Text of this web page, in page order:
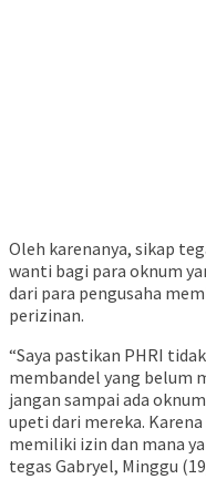
Oleh karenanya, sikap
wanti bagi para oknum
dari para pengusaha
perizinan.
“Saya pastikan PHRI
membandel yang belum
jangan sampai ada
upeti dari mereka.
memiliki izin dan mana
tegas Gabryel, Minggu